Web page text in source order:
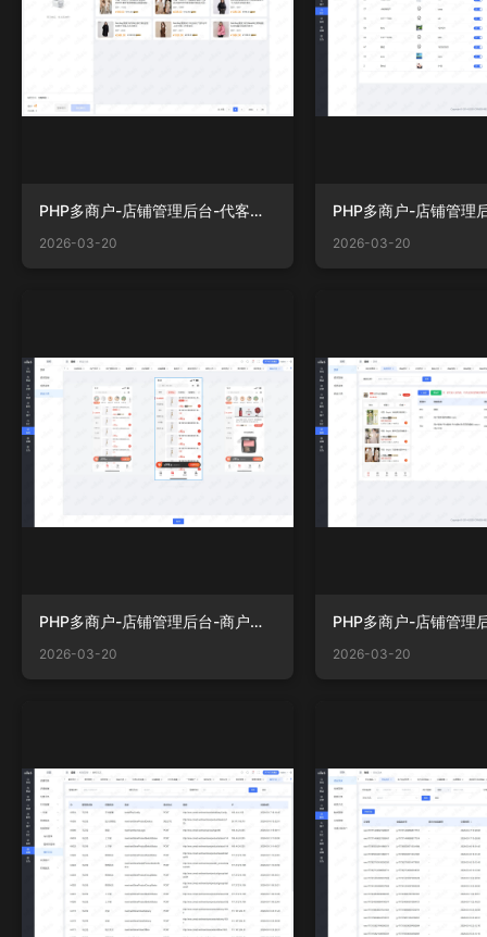
PHP多商户-店铺管理后台-代客下单.png
2026-03-20 2026-03-20
PHP多商户-店铺管理后台-商户商品分类.png
2026-03-20 2026-03-20